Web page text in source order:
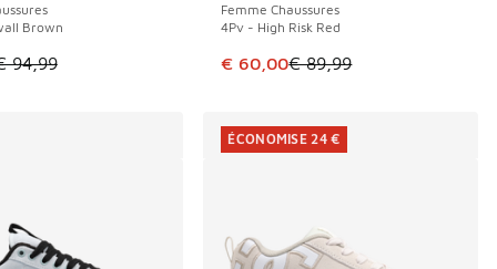
Brown
est en promotion. Prix en baisse de € 94,99 à € 60,00
94,99
Femme Chaussures
4Pv - High Risk Red
Cet article est en promotion.
€ 60,00€ 89,99
ÉCONOMISE 24 €